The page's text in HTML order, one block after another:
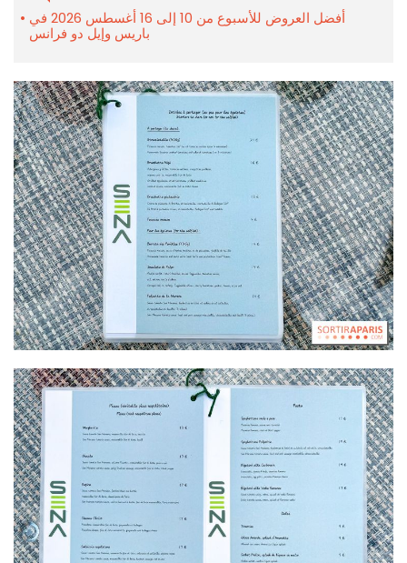
أفضل العروض للأسبوع من 10 إلى 16 أغسطس 2026 في
باريس وإيل دو فرانس